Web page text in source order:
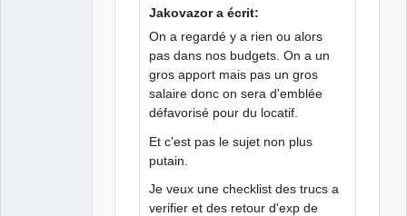
Jakovazor a écrit:
On a regardé y a rien ou alors
pas dans nos budgets. On a un
gros apport mais pas un gros
salaire donc on sera d'emblée
défavorisé pour du locatif.
Et c'est pas le sujet non plus
putain.
Je veux une checklist des trucs a
verifier et des retour d'exp de